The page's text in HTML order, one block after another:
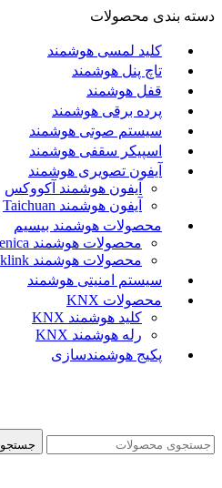
دسته بندی محصولات
کلید لمسی هوشمند
تاچ پنل هوشمند
قفل هوشمند
پرده برقی هوشمند
سیستم صوتی هوشمند
اسپیکر سقفی هوشمند
آیفون تصویری هوشمند
آيفون هوشمند آکووکس
آیفون هوشمند Taichuan
محصولات هوشمند بیسیم
محصولات هوشمند Benica
محصولات هوشمند Geeklink
سیستم امنیتی هوشمند
محصولات KNX
کلید هوشمند KNX
رله هوشمند KNX
پکیج هوشمندسازی
جستجو